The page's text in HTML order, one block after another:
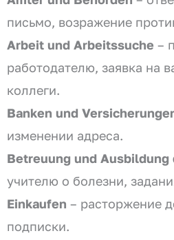
письмо, возражение
Arbeit und Arbeitssuche –
работодателю, заявка на
коллеги.
Banken und
изменении адреса.
Betreuung und Ausbildung
учителю о болезни,
Einkaufen – расторжение
подписки.